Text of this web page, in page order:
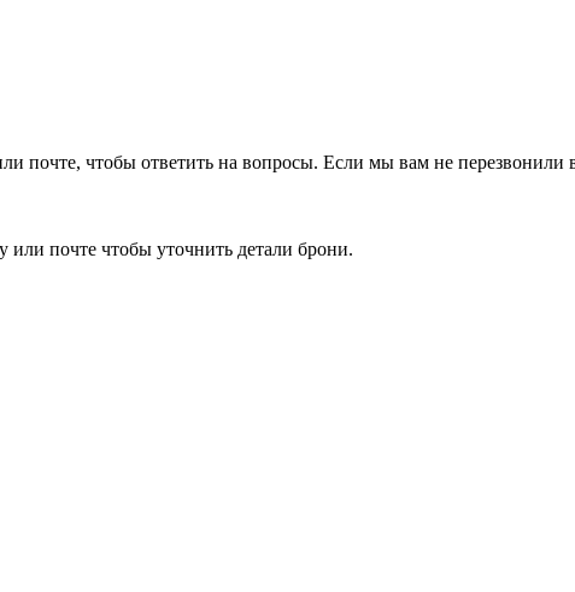
почте, чтобы ответить на вопросы. Если мы вам не перезвонили
почте чтобы уточнить детали брони.